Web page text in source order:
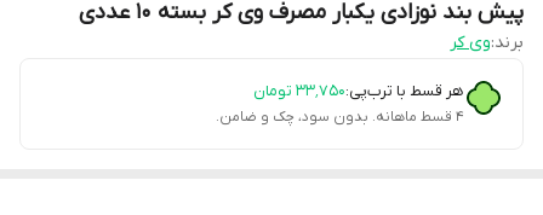
پیش بند نوزادی یکبار مصرف وی کر بسته 10 عددی
برند:وی کر
هر قسط با ترب‌پی:۳۳٬۷۵۰ تومان
۴ قسط ماهانه. بدون سود، چک و ضامن.